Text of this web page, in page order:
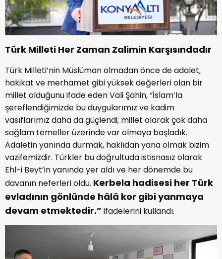
Türk Milleti Her Zaman Zalimin Karşısındadır
Türk Milleti’nin Müslüman olmadan önce de adalet,
hakikat ve merhamet gibi yüksek değerleri olan bir
millet olduğunu ifade eden Vali Şahin, “İslam’la
şereflendiğimizde bu duygularımız ve kadim
vasıflarımız daha da güçlendi; millet olarak çok daha
sağlam temeller üzerinde var olmaya başladık.
Adaletin yanında durmak, haklıdan yana olmak bizim
vazifemizdir. Türkler bu doğrultuda istisnasız olarak
Ehl-i Beyt’in yanında yer aldı ve her dönemde bu
davanın neferleri oldu. Kerbela hadisesi her Türk
evladının gönlünde hâlâ kor gibi yanmaya
devam etmektedir.” ifadelerini kullandı.